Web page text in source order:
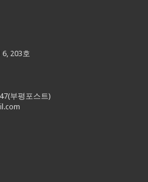
203호
부평포스트)